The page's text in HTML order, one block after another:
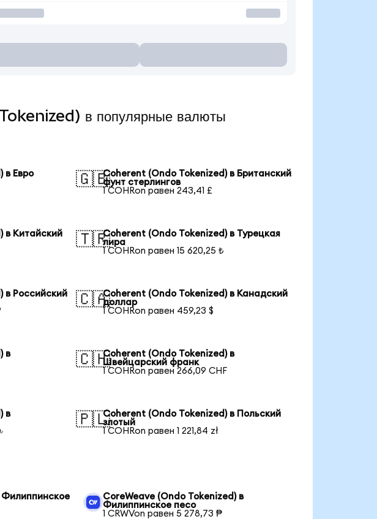
в популярные валюты
в Евро
🇬🇧Coherent (Ondo Tokenized) в Британский
фунт стерлингов
1 COHRon равен 243,41 £
в Китайский
🇹🇷Coherent (Ondo Tokenized) в Турецкая
лира
1 COHRon равен 15 620,25 ₺
в Российский
🇨🇦Coherent (Ondo Tokenized) в Канадский
доллар
1 COHRon равен 459,23 $
в
🇨🇭Coherent (Ondo Tokenized) в
Швейцарский франк
1 COHRon равен 266,09 CHF
в
🇵🇱Coherent (Ondo Tokenized) в Польский
злотый
1 COHRon равен 1 221,84 zł
CoreWeave (Ondo Tokenized) в
Филиппинское песо
1 CRWVon равен 5 278,73 ₱